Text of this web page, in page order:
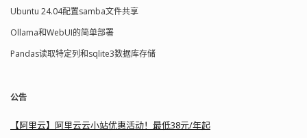
Ubuntu 24.04配置samba文件共享
Ollama和WebUI的简单部署
Pandas读取特定列和sqlite3数据库存储
公告
【阿里云】阿里云云小站优惠活动！最低38元/年起